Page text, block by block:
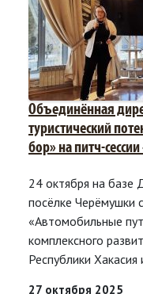
Объединённая
туристический
бор» на питч-
24 октября на базе
посёлке Черёмушки
«Автомобильные
комплексного
Республики Хакасия
27 октября 2025